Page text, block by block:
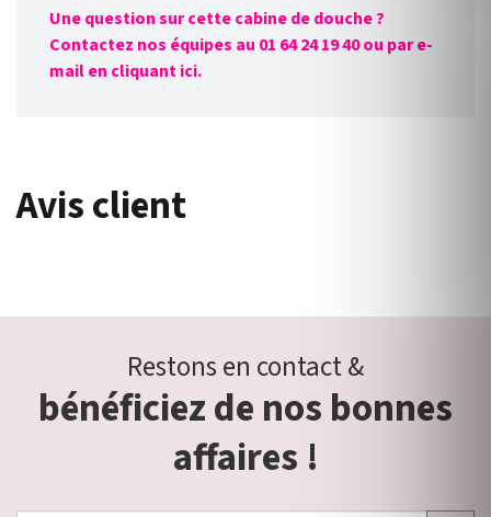
Une question sur cette cabine de douche ?
Contactez nos équipes au 01 64 24 19 40 ou par e-
mail en cliquant ici.
Avis client
Restons en contact &
bénéficiez de nos bonnes
affaires !